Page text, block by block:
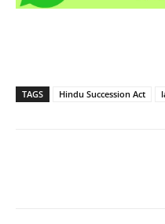
TAGS Hindu Succession Act